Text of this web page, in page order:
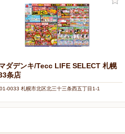
ダデンキ/Tecc LIFE SELECT 札幌
条店
0033 札幌市北区北三十三条西五丁目1-1